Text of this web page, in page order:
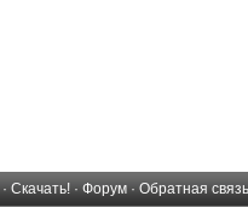
· Скачать! · Форум · Обратная связь